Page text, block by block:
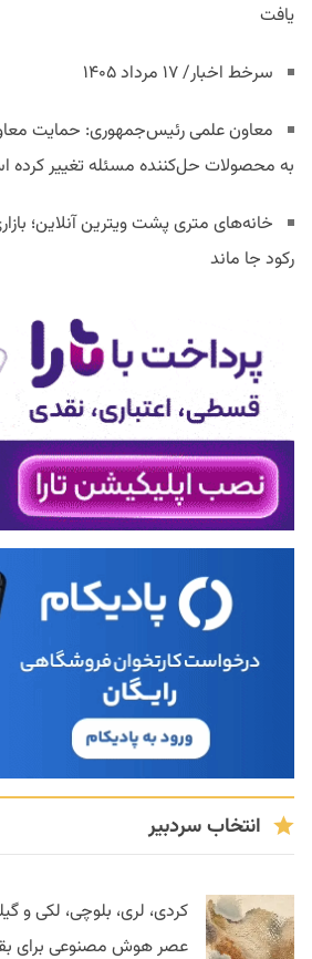
یافت
سرخط اخبار/ ۱۷ مرداد ۱۴۰۵
معاون علمی رئیس‌جمهوری: حمایت
به محصولات حل‌کننده مسئله تغییر کرده
خانه‌های متری پشت ویترین آنلاین؛
رکود جا ماند
انتخاب سردبیر
کردی، لری، بلوچی، لکی و
عصر هوش مصنوعی برای بقا